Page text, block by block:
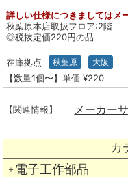
カ
＋ 電子工作部品
詳しい仕様につきましてはメ
秋葉原本店取扱フロア:2階
◎税抜定価220円の品
在庫拠点 秋葉原 大阪
【数量1個〜】単価 ¥220
【関連情報】 メーカー